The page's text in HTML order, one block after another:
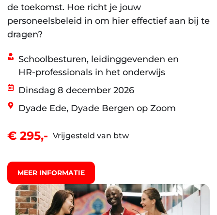
de toekomst. Hoe richt je jouw
personeelsbeleid in om hier effectief aan bij te
dragen?
Schoolbesturen, leidinggevenden en
HR-professionals in het onderwijs
Dinsdag 8 december 2026
Dyade Ede, Dyade Bergen op Zoom
€ 295,- Vrijgesteld van btw
MEER INFORMATIE